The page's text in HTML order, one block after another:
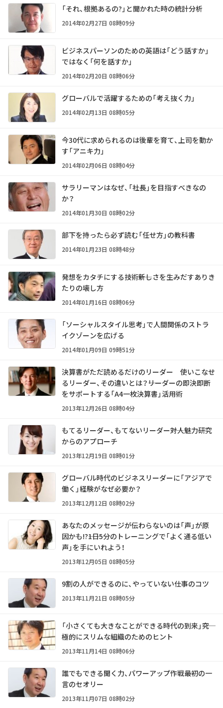
「それ、根拠あるの?」と聞かれた時の統計分析
2014年02月27日 08時09分
ビジネスパーソンのための英語は「どう話すか」
ではなく「何を話すか」
2014年02月20日 08時06分
グローバルで活躍するための「考え抜く力」
2014年02月13日 08時05分
今30代に求められるのは後輩を育て、上司を動か
す「アニキ力」
2014年02月06日 08時04分
サラリーマンはなぜ、「社長」を目指すべきなの
か？
2014年01月30日 08時02分
部下を持ったら必ず読む「任せ方」の教科書
2014年01月23日 08時48分
発想をカタチにする技術――新しさを生みだすありき
たりの壊し方
2014年01月16日 08時06分
「ソーシャルスタイル思考」で人間関係のストラ
イクゾーンを広げる
2014年01月09日 09時51分
決算書がただ読めるだけのリーダー 使いこなせ
るリーダー、その違いとは？――リーダーの即決即断
をサポートする「A4一枚決算書」活用術
2013年12月26日 08時04分
もてるリーダー、もてないリーダー――対人魅力研究
からのアプローチ
2013年12月19日 08時01分
グローバル時代のビジネスリーダーに「アジアで
働く」経験がなぜ必要か？
2013年12月12日 08時02分
あなたのメッセージが伝わらないのは「声」が原
因かも!?――1日5分のトレーニングで「よく通る低い
声」を手にいれよう！
2013年12月05日 08時05分
9割の人ができるのに、やっていない仕事のコツ
2013年11月21日 08時05分
「小さくても大きなことができる時代の到来」――究
極的にスリムな組織のためのヒント
2013年11月14日 08時06分
誰でもできる聞く力、パワーアップ作戦――最初の一
言のセオリー
2013年11月07日 08時02分